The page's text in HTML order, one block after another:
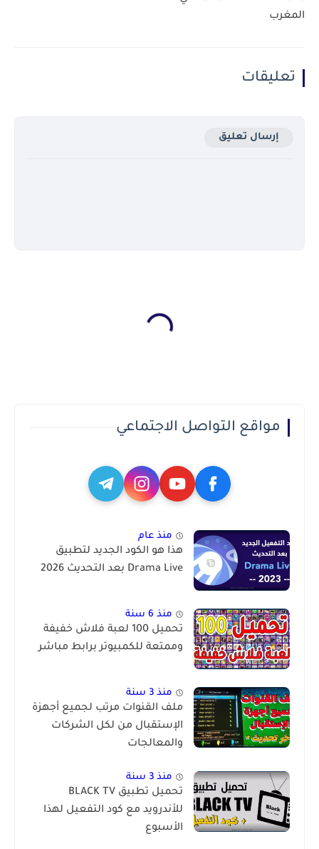
المغرب
تعليقات
إرسال تعليق
مواقع التواصل الاجتماعي
منذ عام
هذا هو الكود الجديد لتطبيق
Drama Live بعد التحديث 2026
منذ 6 سنة
تحميل 100 لعبة فلاش خفيفة
وممتعة للكمبيوتر برابط مباشر
منذ 3 سنة
ملف القنوات مرتب لجميع أجهزة
الإستقبال من لكل الشركات
والمعالجات
منذ 3 سنة
تحميل تطبيق BLACK TV
للأندرويد مع كود التفعيل لهذا
الأسبوع